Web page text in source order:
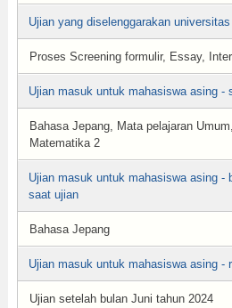
Ujian yang diselenggarakan universitas
Proses Screening formulir, Essay,
Ujian masuk untuk mahasiswa asing -
Bahasa Jepang, Mata pelajaran
Matematika 2
Ujian masuk untuk mahasiswa asing -
saat ujian
Bahasa Jepang
Ujian masuk untuk mahasiswa asing -
Ujian setelah bulan Juni tahun 2024